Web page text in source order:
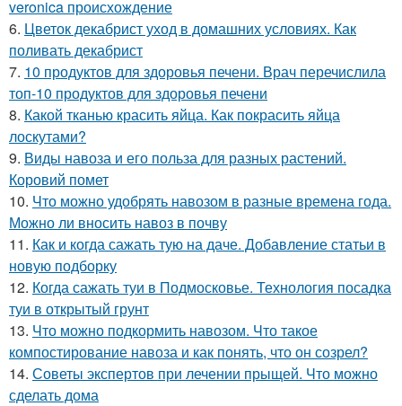
veronica происхождение
6. Цветок декабрист уход в домашних условиях. Как
поливать декабрист
7. 10 продуктов для здоровья печени. Врач перечислила
топ-10 продуктов для здоровья печени
8. Какой тканью красить яйца. Как покрасить яйца
лоскутами?
9. Виды навоза и его польза для разных растений.
Коровий помет
10. Что можно удобрять навозом в разные времена года.
Можно ли вносить навоз в почву
11. Как и когда сажать тую на даче. Добавление статьи в
новую подборку
12. Когда сажать туи в Подмосковье. Технология посадка
туи в открытый грунт
13. Что можно подкормить навозом. Что такое
компостирование навоза и как понять, что он созрел?
14. Советы экспертов при лечении прыщей. Что можно
сделать дома